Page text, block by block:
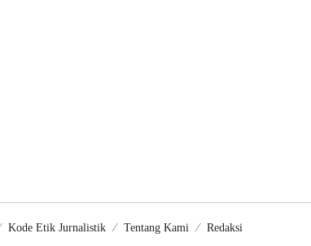
Kode Etik Jurnalistik Tentang Kami Redaksi